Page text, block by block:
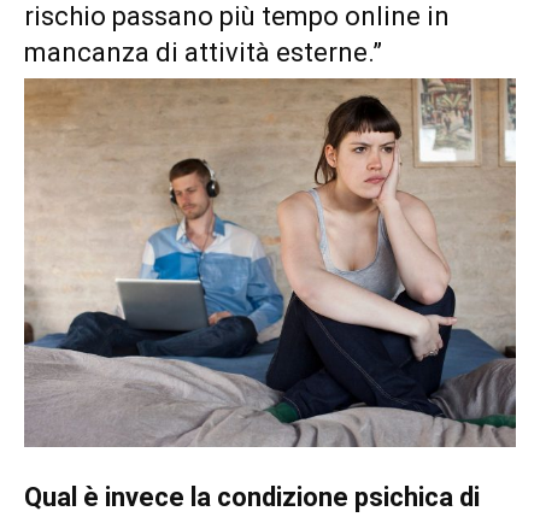
rischio passano più tempo online in
mancanza di attività esterne.”
Qual è invece la condizione psichica di